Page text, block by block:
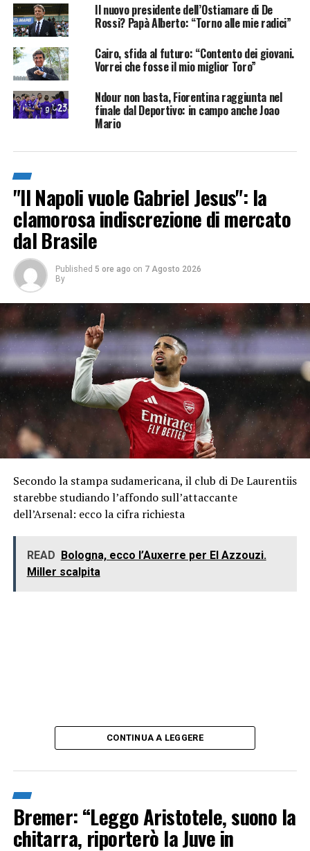
Il nuovo presidente dell’Ostiamare di De
Rossi? Papà Alberto: “Torno alle mie radici”
Cairo, sfida al futuro: “Contento dei giovani.
Vorrei che fosse il mio miglior Toro”
Ndour non basta, Fiorentina raggiunta nel
finale dal Deportivo: in campo anche Joao
Mario
"Il Napoli vuole Gabriel Jesus": la
clamorosa indiscrezione di mercato
dal Brasile
Published 5 ore ago on 7 Agosto 2026
By
Secondo la stampa sudamericana, il club di De Laurentiis
starebbe studiando l’affondo sull’attaccante
dell’Arsenal: ecco la cifra richiesta
READ Bologna, ecco l’Auxerre per El Azzouzi.
Miller scalpita
CONTINUA A LEGGERE
Bremer: “Leggo Aristotele, suono la
chitarra, riporterò la Juve in